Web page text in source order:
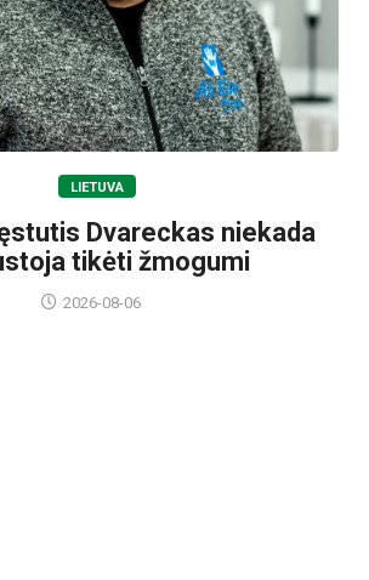
LIETUVA
Dvareckas niekada
tikėti žmogumi
2026-08-06